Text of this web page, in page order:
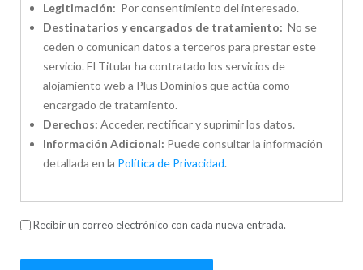
Legitimación: Por consentimiento del interesado.
Destinatarios y encargados de tratamiento: No se
ceden o comunican datos a terceros para prestar este
servicio. El Titular ha contratado los servicios de
alojamiento web a Plus Dominios que actúa como
encargado de tratamiento.
Derechos: Acceder, rectificar y suprimir los datos.
Información Adicional: Puede consultar la información
detallada en la Política de Privacidad.
Recibir un correo electrónico con cada nueva entrada.